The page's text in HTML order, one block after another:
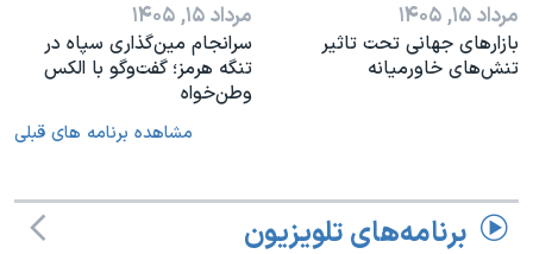
مرداد ۱۵, ۱۴۰۵
بازارهای جهانی تحت تاثیر
تنش‌های خاورمیانه
مرداد ۱۵, ۱۴۰۵
سرانجام مین‌گذاری‌ سپاه در
تنگه هرمز؛ گفت‌وگو با الکس
وطن‌خواه
مشاهده برنامه های قبلی
برنامه‌های تلویزیون